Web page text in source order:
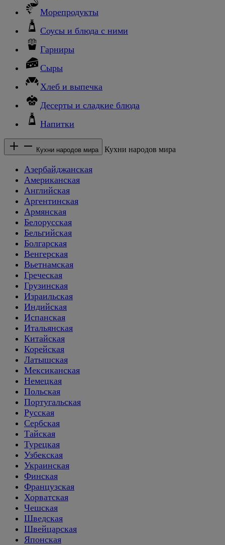
Морепродукты
Соусы и блюда с ними
Гарниры
Сыры
Хлеб и выпечка
Десерты и сладкие блюда
Напитки
Кухни народов мира Кухни народов мира
Азербайджанская
Американская
Английская
Аргентинская
Армянская
Белорусская
Бельгийская
Болгарская
Венгерская
Вьетнамская
Греческая
Грузинская
Израильская
Индийская
Испанская
Итальянская
Китайская
Корейская
Латышская
Мексиканская
Немецкая
Польская
Португальская
Русская
Сербская
Тайская
Турецкая
Узбекская
Украинская
Финская
Французская
Хорватская
Чешская
Шведская
Швейцарская
Японская